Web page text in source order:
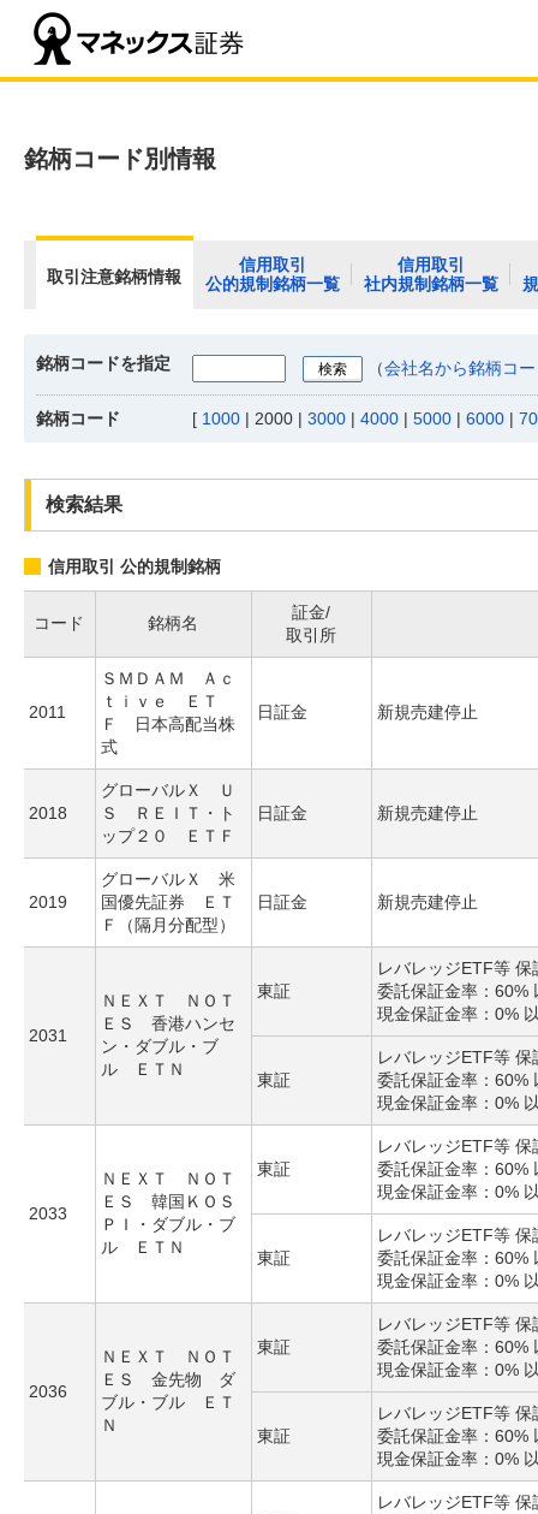
銘柄コード別情報
取引注意銘柄情報
信用取引
公的規制銘柄一覧
信用取引
社内規制銘柄一覧
銘柄コードを指定 （会社名から銘柄コ
銘柄コード [ 1000 | 2000 | 3000 | 4000 | 5000 | 6000 |
検索結果
信用取引 公的規制銘柄
コード 銘柄名
証金/
取引所
2011
ＳＭＤＡＭ Ａｃ
ｔｉｖｅ ＥＴ
Ｆ 日本高配当株
式
日証金 新規売建停止
2018
グローバルＸ Ｕ
Ｓ ＲＥＩＴ・ト
ップ２０ ＥＴＦ
日証金 新規売建停止
2019
グローバルＸ 米
国優先証券 ＥＴ
Ｆ（隔月分配型）
日証金 新規売建停止
2031
ＮＥＸＴ ＮＯＴ
ＥＳ 香港ハンセ
ン・ダブル・ブ
ル ＥＴＮ
東証
レバレッジETF等 保
委託保証金率：60%
現金保証金率：0%
東証
レバレッジETF等 保
委託保証金率：60%
現金保証金率：0%
2033
ＮＥＸＴ ＮＯＴ
ＥＳ 韓国ＫＯＳ
ＰＩ・ダブル・ブ
ル ＥＴＮ
東証
レバレッジETF等 保
委託保証金率：60%
現金保証金率：0%
東証
レバレッジETF等 保
委託保証金率：60%
現金保証金率：0%
2036
ＮＥＸＴ ＮＯＴ
ＥＳ 金先物 ダ
ブル・ブル ＥＴ
Ｎ
東証
レバレッジETF等 保
委託保証金率：60%
現金保証金率：0%
東証
レバレッジETF等 保
委託保証金率：60%
現金保証金率：0%
レバレッジETF等 保